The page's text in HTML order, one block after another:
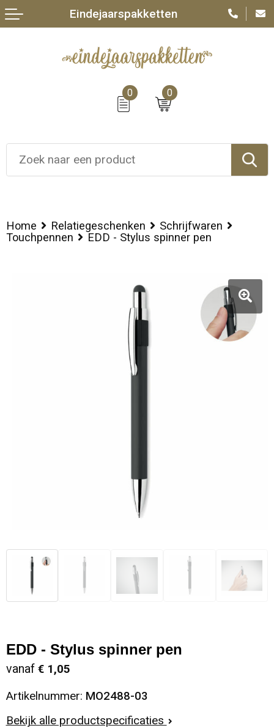
0 0
Eindejaarspakketten
Home Relatiegeschenken
Schrijfwaren
Touchpennen
EDD - Stylus spinner pen
EDD - Stylus spinner pen
vanaf € 1,05
Artikelnummer: MO2488-03
Bekijk alle productspecificaties